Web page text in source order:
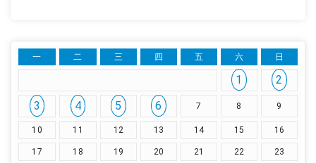
一 二 三 四 五 六 日
1
2
3
4 5 6 7 8 9
10 11 12 13 14 15 16
17 18 19 20 21 22 23